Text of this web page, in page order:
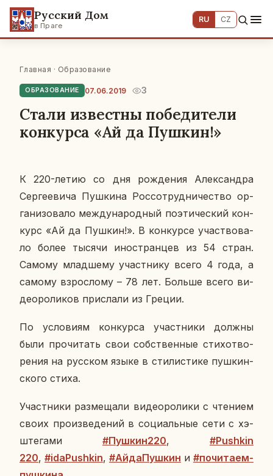
Русский Дом
в Праге
RU CZ
Главная · Образование
ОБРАЗОВАНИЕ 07.06.2019 3
Стали известны победители
конкурса «Ай да Пушкин!»
К 220-летию со дня рож­де­ния Алек­сандра
Сер­ге­е­ви­ча Пуш­ки­на Рос­со­труд­ни­че­ство ор­
га­ни­зо­ва­ло меж­ду­на­род­ный по­э­ти­че­ский кон­
курс «Ай да Пушкин!». В кон­кур­се участ­во­ва­
ло более тысячи ино­стран­цев из 54 стран.
Самому млад­ше­му участ­ни­ку всего 4 года, а
самому взрос­ло­му – 78 лет. Больше всего ви­
део­ро­ли­ков при­сла­ли из Греции.
По усло­ви­ям кон­кур­са участ­ни­ки должны
были про­чи­тать свои соб­ствен­ные сти­хо­тво­
ре­ния на рус­ском языке в сти­ли­сти­ке пуш­кин­
ско­го стиха.
Участ­ни­ки раз­ме­ща­ли ви­део­ролики с чте­ни­ем
своих про­из­ве­де­ний в со­ци­аль­ные сети с хэ­
ш­те­га­ми #Пушкин220, #Pushkin
220, #idaPushkin, #Ай­да­Пуш­кин и #по­чи­та­ем­